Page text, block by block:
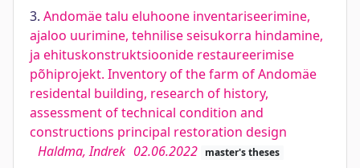
3. Andomäe talu eluhoone inventariseerimine,
ajaloo uurimine, tehnilise seisukorra hindamine,
ja ehituskonstruktsioonide restaureerimise
põhiprojekt. Inventory of the farm of Andomäe
residental building, research of history,
assessment of technical condition and
constructions principal restoration design
Haldma, Indrek 02.06.2022 master's theses